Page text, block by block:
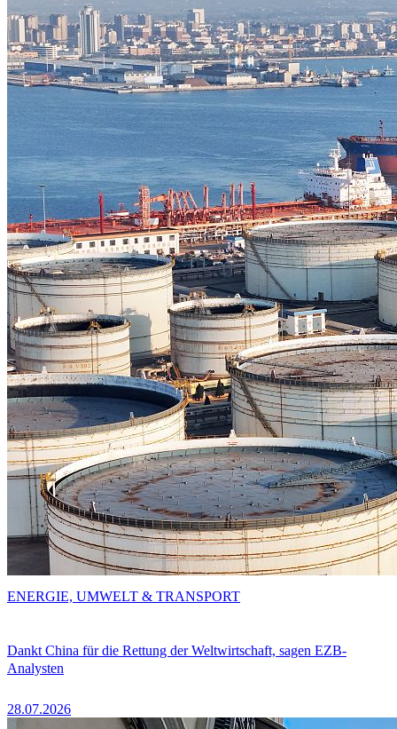
Dankt China für die Rettung der Weltwirtschaft, sagen EZB-
Analysten
28.07.2026
ENERGIE, UMWELT & TRANSPORT